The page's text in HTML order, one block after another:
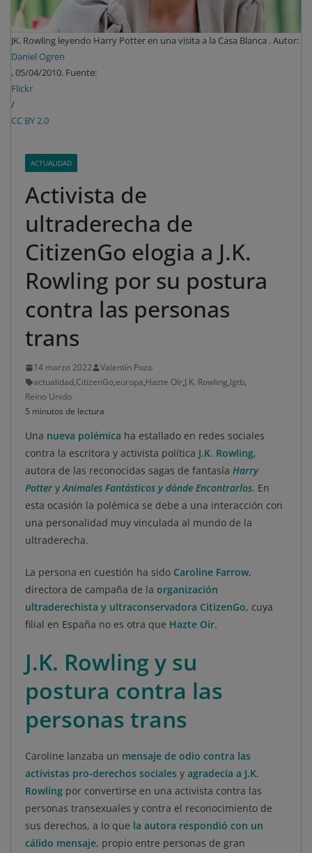
JK. Rowling leyendo Harry Potter en una visita a la Casa Blanca . Autor:
Daniel Ogren
, 05/04/2010. Fuente:
Flickr
/
CC BY 2.0
ACTUALIDAD
Activista de
ultraderecha de
CitizenGo elogia a J.K.
Rowling por su postura
contra las personas
trans
14 marzo 2022
Valentín Pozo
actualidad,CitizenGo,europa,Hazte Oír,J.K. Rowling,lgtb,
Reino Unido
5 minutos de lectura
Una nueva polémica ha estallado en redes sociales
contra la escritora y activista política J.K. Rowling,
autora de las reconocidas sagas de fantasía Harry
Potter yAnimales Fantásticos y dónde Encontrarlos. En
esta ocasión la polémica se debe a una interacción con
una personalidad muy vinculada al mundo de la
ultraderecha.
La persona en cuestión ha sido Caroline Farrow,
directora de campaña de la organización
ultraderechista y ultraconservadora CitizenGo, cuya
filial en España no es otra que Hazte Oír.
J.K. Rowling y su
postura contra las
personas trans
Caroline lanzaba un mensaje de odio contra las
activistas pro-derechos sociales y agradecía a J.K.
Rowling por convertirse en una activista contra las
personas transexuales y contra el reconocimiento de
sus derechos, a lo que la autora respondió con un
cálido mensaje, propio entre personas de gran